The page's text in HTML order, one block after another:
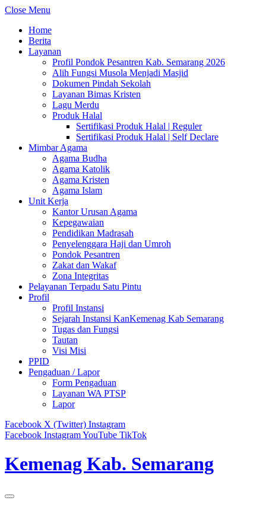
Close Menu
Home
Berita
Layanan
Profil Pondok Pesantren Kab. Semarang 2026
Alih Fungsi Musola Menjadi Masjid
Dokumen Pindah Sekolah
Layanan Bimas Kristen
Lagu Merdu
Produk Halal
Sertifikasi Produk Halal | Reguler
Sertifikasi Produk Halal | Self Declare
Mimbar Agama
Agama Budha
Agama Katolik
Agama Kristen
Agama Islam
Unit Kerja
Kantor Urusan Agama
Kepegawaian
Pendidikan Madrasah
Penyelenggara Haji dan Umroh
Pondok Pesantren
Zakat dan Wakaf
Zona Integritas
Pelayanan Terpadu Satu Pintu
Profil
Profil Instansi
Sejarah Instansi KanKemenag Kab Semarang
Tugas dan Fungsi
Tautan
Visi Misi
PPID
Pengaduan / Lapor
Form Pengaduan
Layanan WA PTSP
Lapor
Facebook X (Twitter) Instagram
Facebook InstagramYouTube TikTok
Kemenag Kab. Semarang